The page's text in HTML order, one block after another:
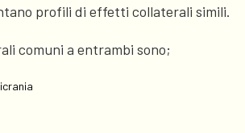
profili di effetti collaterali simili.
comuni a entrambi sono;